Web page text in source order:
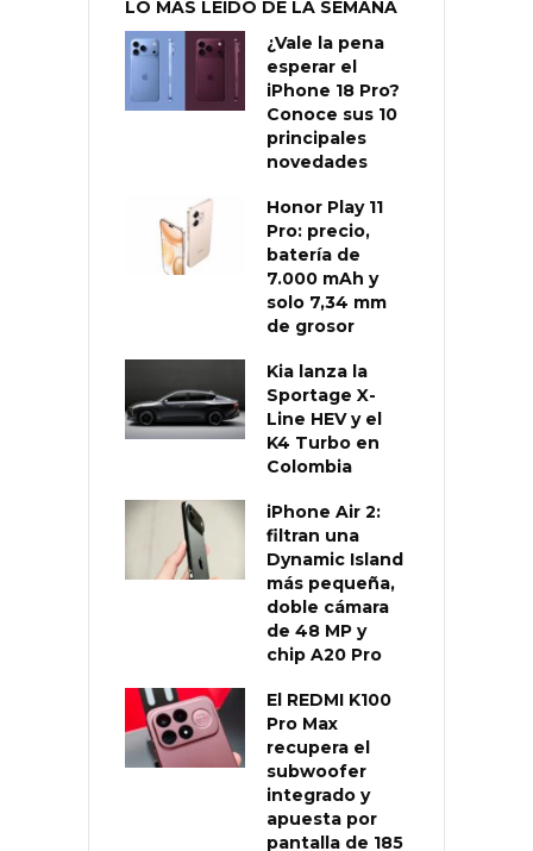
LO MÁS LEÍDO DE LA SEMANA
¿Vale la pena
esperar el
iPhone 18 Pro?
Conoce sus 10
principales
novedades
Honor Play 11
Pro: precio,
batería de
7.000 mAh y
solo 7,34 mm
de grosor
Kia lanza la
Sportage X-
Line HEV y el
K4 Turbo en
Colombia
iPhone Air 2:
filtran una
Dynamic Island
más pequeña,
doble cámara
de 48 MP y
chip A20 Pro
El REDMI K100
Pro Max
recupera el
subwoofer
integrado y
apuesta por
pantalla de 185